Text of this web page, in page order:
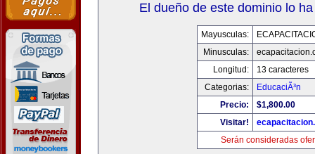
El dueño de este dominio lo
Mayusculas:
Minusculas:
Longitud:
13 caracteres
Categorias:
EducaciÃ³n
Precio:
$1,800.00
Visitar!
Serán consideradas